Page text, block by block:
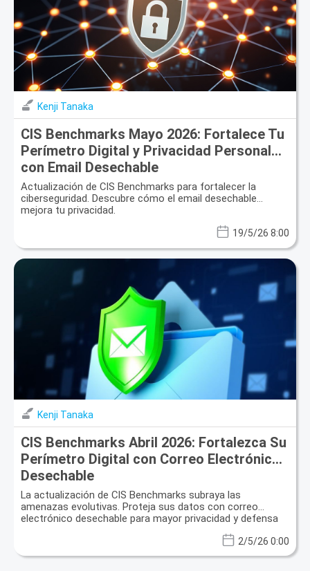
Kenji Tanaka
CIS Benchmarks Mayo 2026: Fortalece Tu
Perímetro Digital y Privacidad Personal
con Email Desechable
Actualización de CIS Benchmarks para fortalecer la
ciberseguridad. Descubre cómo el email desechable
mejora tu privacidad.
19/5/26 8:00
Kenji Tanaka
CIS Benchmarks Abril 2026: Fortalezca Su
Perímetro Digital con Correo Electrónico
Desechable
La actualización de CIS Benchmarks subraya las
amenazas evolutivas. Proteja sus datos con correo
electrónico desechable para mayor privacidad y defensa
2/5/26 0:00